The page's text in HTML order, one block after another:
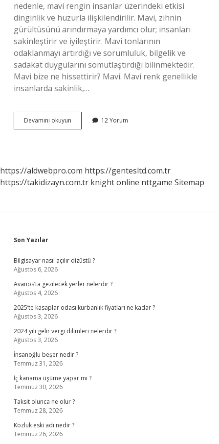
nedenle, mavi rengin insanlar üzerindeki etkisi
dinginlik ve huzurla ilişkilendirilir. Mavi, zihnin
gürültüsünü arındırmaya yardımcı olur; insanları
sakinleştirir ve iyileştirir. Mavi tonlarının
odaklanmayı artırdığı ve sorumluluk, bilgelik ve
sadakat duygularını somutlaştırdığı bilinmektedir.
Mavi bize ne hissettirir? Mavi. Mavi renk genellikle
insanlarda sakinlik,…
Devamını okuyun
Rengi
12 Yorum
https://aldwebpro.com https://gentesltd.com.tr
https://takidizayn.com.tr knight online nttgame Sitemap
Sidebar
Son Yazılar
Bilgisayar nasıl açılır dizüstü ?
Ağustos 6, 2026
Avanos’ta gezilecek yerler nelerdir ?
Ağustos 4, 2026
2025’te kasaplar odası kurbanlık fiyatları ne kadar ?
Ağustos 3, 2026
2024 yılı gelir vergi dilimleri nelerdir ?
Ağustos 3, 2026
İnsanoğlu beşer nedir ?
Temmuz 31, 2026
İç kanama üşüme yapar mı ?
Temmuz 30, 2026
Taksit olunca ne olur ?
Temmuz 28, 2026
Kozluk eski adı nedir ?
Temmuz 26, 2026